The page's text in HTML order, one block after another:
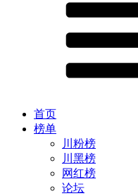
首页
榜单
川粉榜
川黑榜
网红榜
论坛